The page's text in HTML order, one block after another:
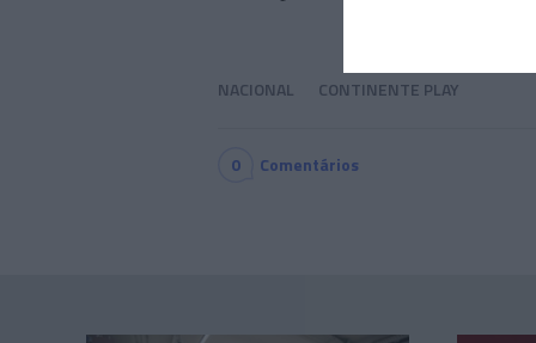
NACIONAL CONTINENTE PLAY
0 Comentários